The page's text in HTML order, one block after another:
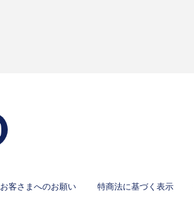
お客さまへのお願い 特商法に基づく表示